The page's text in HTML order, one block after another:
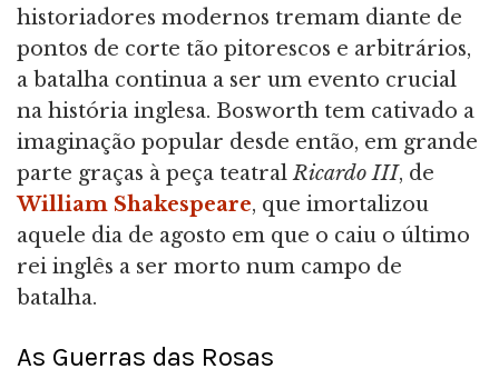
historiadores modernos tremam diante de
pontos de corte tão pitorescos e arbitrários,
a batalha continua a ser um evento crucial
na história inglesa. Bosworth tem cativado a
imaginação popular desde então, em grande
parte graças à peça teatralRicardo III, de
William Shakespeare, que imortalizou
aquele dia de agosto em que o caiu o último
rei inglês a ser morto num campo de
batalha.
As Guerras das Rosas